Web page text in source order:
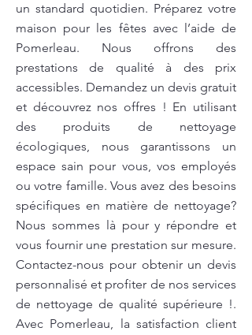
un standard quotidien. Préparez votre
maison pour les fêtes avec l’aide de
Pomerleau. Nous offrons des
prestations de qualité à des prix
accessibles. Demandez un devis gratuit
et découvrez nos offres ! En utilisant
des produits de nettoyage
écologiques, nous garantissons un
espace sain pour vous, vos employés
ou votre famille. Vous avez des besoins
spécifiques en matière de nettoyage?
Nous sommes là pour y répondre et
vous fournir une prestation sur mesure.
Contactez-nous pour obtenir un devis
personnalisé et profiter de nos services
de nettoyage de qualité supérieure !.
Avec Pomerleau, la satisfaction client